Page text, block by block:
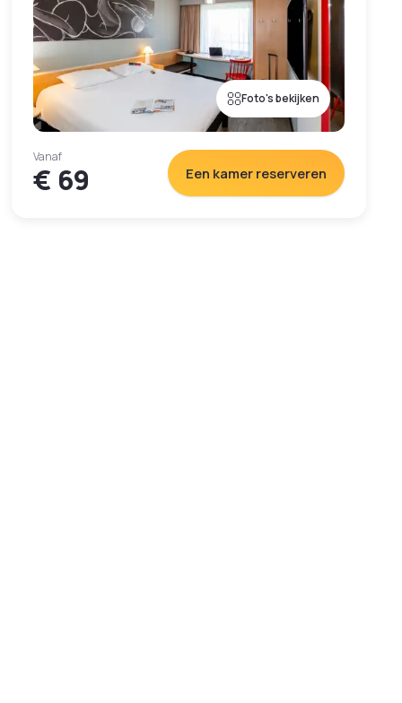
Foto's bekijken
Vanaf
€ 69 Een kamer reserveren